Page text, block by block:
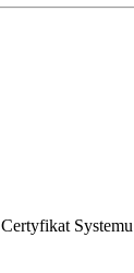
Certyfikat